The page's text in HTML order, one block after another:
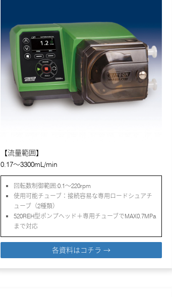
【流量範囲】
0.17～3300mL/min
回転数制御範囲:0.1～220rpm
使用可能チューブ：接続容易な専用ロードシュアチ
ューブ（2種類）
520REH型ポンプヘッド＋専用チューブでMAX0.7MPa
まで対応
各資料はコチラ →